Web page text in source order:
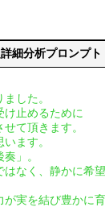
細分析プロンプ
した。
け止めるために
て頂きます。
ます。
」。
なく、静かに希
実を結び豊かに